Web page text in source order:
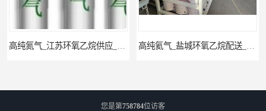
高纯氮气_江苏环氧乙烷供应_泳鑫气体 高纯氦气_盐城环氧乙烷配送_泳鑫气体
您是第758784位访客